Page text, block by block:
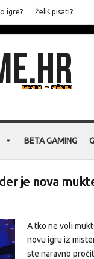
igre? Želiš pisati?
BETA GAMING
je nova
A tko ne voli
novu igru iz
ste naravno